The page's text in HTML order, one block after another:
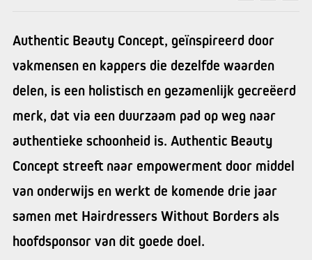
Authentic Beauty Concept, geïnspireerd door
vakmensen en kappers die dezelfde waarden
delen, is een holistisch en gezamenlijk gecreëerd
merk, dat via een duurzaam pad op weg naar
authentieke schoonheid is. Authentic Beauty
Concept streeft naar empowerment door middel
van onderwijs en werkt de komende drie jaar
samen met Hairdressers Without Borders als
hoofdsponsor van dit goede doel.